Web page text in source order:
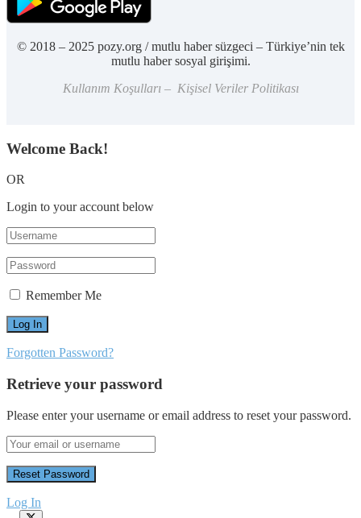
© 2018 – 2025 pozy.org / mutlu haber süzgeci – Türkiye’nin tek
mutlu haber sosyal girişimi.
Kullanım Koşulları – Kişisel Veriler Politikası
Welcome Back!
OR
Login to your account below
Remember Me
Forgotten Password?
Retrieve your password
Please enter your username or email address to reset your password.
Log In